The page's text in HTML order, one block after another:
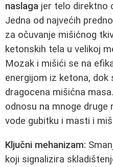
naslaga jer telo direktno
Jedna od najvećih
za očuvanje mišićnog
ketonskih tela u velikoj
Mozak i mišići se na
energijom iz ketona,
dragocena mišićna
odnosu na mnoge
vode gubitku i masti i
Ključni mehanizam:
koji signalizira